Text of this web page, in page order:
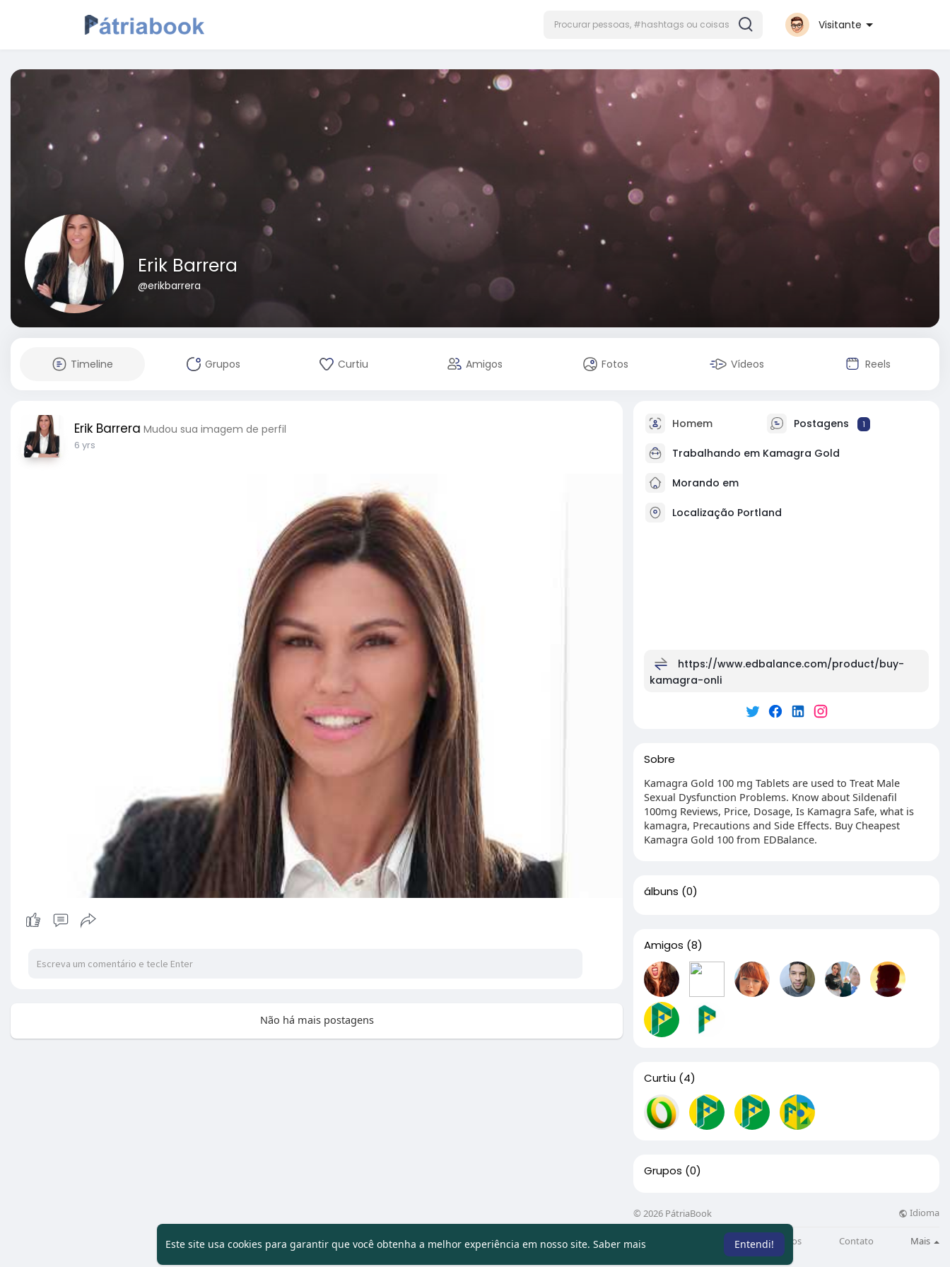
Este site usa cookies para garantir que você obtenha a melhor experiência em nosso site. Saber mais Entendi!
Visitante
Erik Barrera
@erikbarrera
Timeline Grupos Curtiu Amigos Fotos Vídeos Reels
Erik Barrera Mudou sua imagem de perfil
6 yrs
Não há mais postagens
Homem Postagens 1
Trabalhando em Kamagra Gold
Morando em
Localização Portland
https://www.edbalance.com/product/buy-
kamagra-onli
Sobre
Kamagra Gold 100 mg Tablets are used to Treat Male
Sexual Dysfunction Problems. Know about Sildenafil
100mg Reviews, Price, Dosage, Is Kamagra Safe, what is
kamagra, Precautions and Side Effects. Buy Cheapest
Kamagra Gold 100 from EDBalance.
álbuns (0)
Amigos (8)
Curtiu (4)
Grupos (0)
© 2026 PátriaBook Idioma
Sobre Artigos Contato Mais